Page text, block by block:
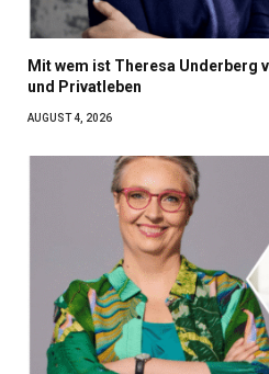
Mit wem ist Theresa Underberg
und Privatleben
AUGUST 4, 2026